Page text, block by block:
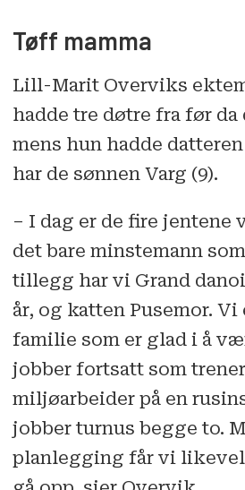
Tøff mamma
Lill-Marit Overviks
hadde tre døtre fra før da
mens hun hadde
har de sønnen Varg (9).
– I dag er de fire jentene
det bare minstemann
tillegg har vi Grand
år, og katten Pusemor.
familie som er glad i å
jobber fortsatt som
miljøarbeider på en
jobber turnus begge to.
planlegging får vi